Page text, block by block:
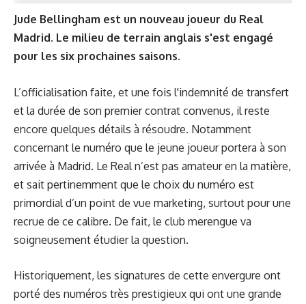
Jude Bellingham est un nouveau joueur du Real
Madrid. Le milieu de terrain anglais s'est engagé
pour les six prochaines saisons.
L’officialisation faite, et une fois l'indemnité de transfert
et la durée de son premier contrat convenus, il reste
encore quelques détails à résoudre. Notamment
concernant le numéro que le jeune joueur portera à son
arrivée à Madrid. Le Real n’est pas amateur en la matière,
et sait pertinemment que le choix du numéro est
primordial d’un point de vue marketing, surtout pour une
recrue de ce calibre. De fait, le club merengue va
soigneusement étudier la question.
Historiquement, les signatures de cette envergure ont
porté des numéros très prestigieux qui ont une grande